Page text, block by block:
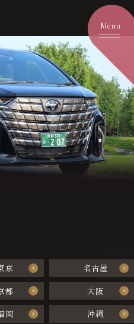
京 名古屋
都 大阪
岡 沖縄